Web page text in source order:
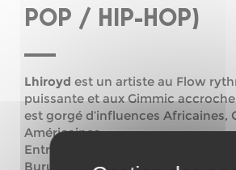
POP / HIP-HOP)
Lhiroyd est un artiste au Flow
puissante et aux Gimmic
est gorgé d’influences Africaines,
Américaines.
Entre les différents pays de son
Burundi le Rwanda et le Gabon, il